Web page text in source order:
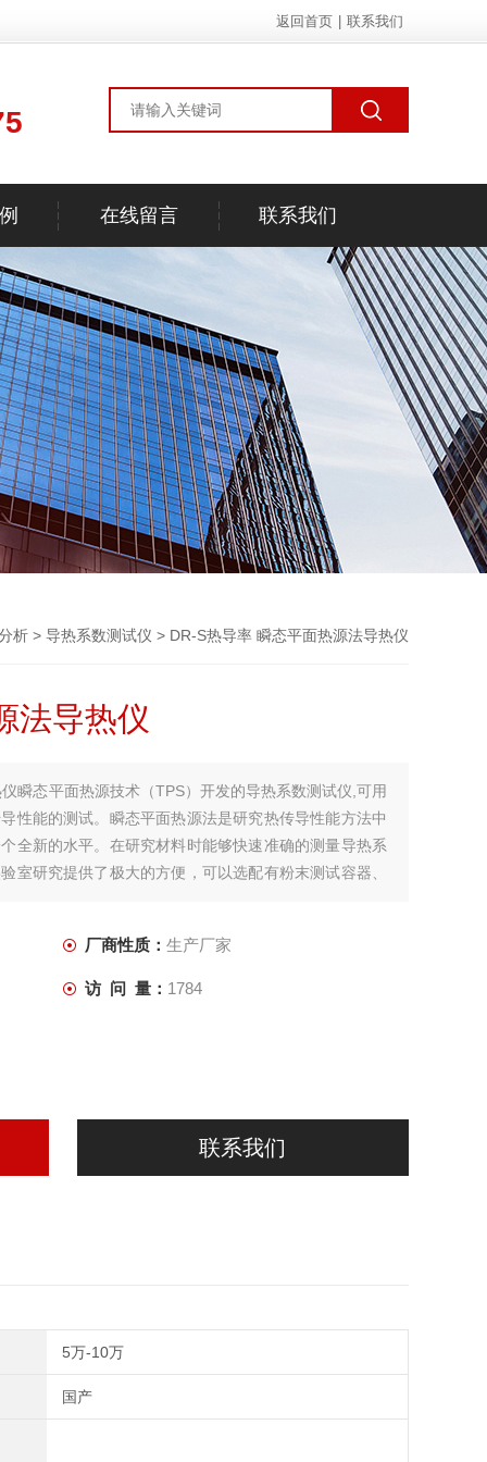
返回首页 联系我们
在线留言 联系我们
析 > 导热系数测试仪 > DR-S热导率 瞬态平面热源法导热仪
法导热仪
瞬态平面热源技术（TPS）开发的导热系数测试仪,可用
性能的测试。瞬态平面热源法是研究热传导性能方法中
全新的水平。在研究材料时能够快速准确的测量导热系
室研究提供了极大的方便，可以选配有粉末测试容器、
厂商性质： 生产厂家
访 问 量： 1784
联系我们
5万-10万
国产